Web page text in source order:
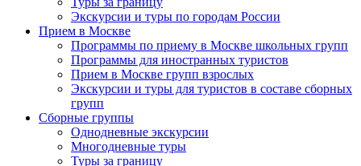
Экскурсии и туры по городам России
Прием в Москве
Программы по приему в Москве школьных групп
Программы для иностранных туристов
Прием в Москве групп взрослых
Экскурсии и туры для туристов в составе сборных
групп
Сборные группы
Однодневные экскурсии
Многодневные туры
Туры за границу